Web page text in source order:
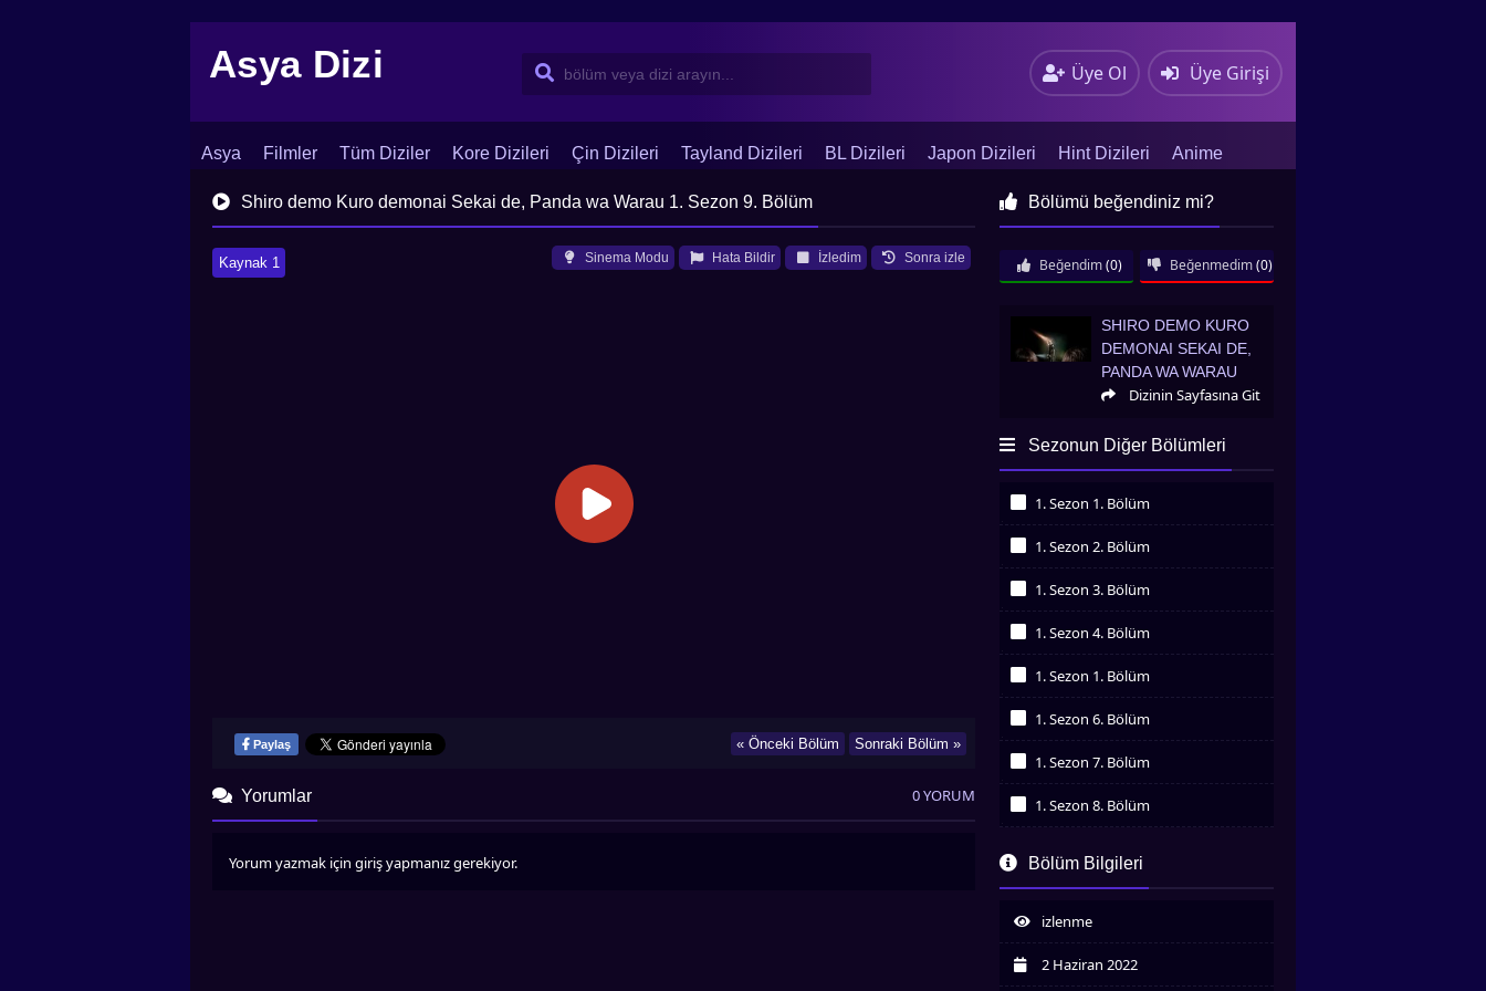
Asya Dizi Üye Ol Üye Girişi
Asya Filmler Tüm Diziler Kore Dizileri Çin Dizileri Tayland Dizileri BL Dizileri Japon Dizileri Hint Dizileri Anime
İletişim Blog Dizi Arşivi
Shiro demo Kuro demonai Sekai de, Panda wa Warau 1. Sezon 9. Bölüm
Kaynak 1 Sonra izle
İzledim
Hata Bildir
Sinema Modu
Paylaş Sonraki Bölüm »
« Önceki Bölüm
Bölümü beğendiniz mi?
Beğendim (0) Beğenmedim (0)
Shiro demo Kuro demonai Sekai de, Panda
wa Warau
SHIRO DEMO KURO
DEMONAI SEKAI DE,
PANDA WA WARAU
Dizinin Sayfasına Git
Sezonun Diğer Bölümleri
1. Sezon 1. Bölüm
1. Sezon 2. Bölüm
1. Sezon 3. Bölüm
1. Sezon 4. Bölüm
1. Sezon 1. Bölüm
1. Sezon 6. Bölüm
1. Sezon 7. Bölüm
1. Sezon 8. Bölüm
İzledim
İzledim
1. Sezon 10. Bölüm
Bölüm Bilgileri
izlenme
2 Haziran 2022
Yorumlar 0 YORUM
Yorum yazmak için giriş yapmanız gerekiyor.